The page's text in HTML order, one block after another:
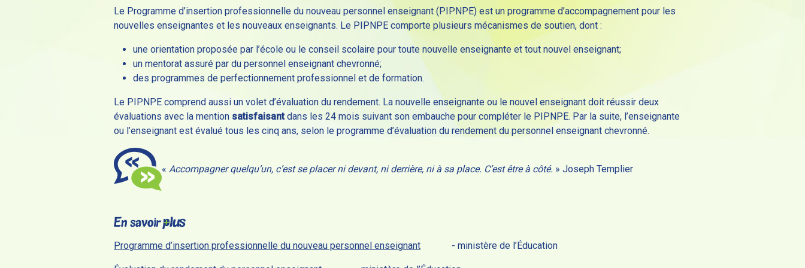
Le Programme d’insertion professionnelle du nouveau personnel enseignant (PIPNPE) est un programme d’accompagnement pour les
nouvelles enseignantes et les nouveaux enseignants. Le PIPNPE comporte plusieurs mécanismes de soutien, dont :
une orientation proposée par l’école ou le conseil scolaire pour toute nouvelle enseignante et tout nouvel enseignant;
un mentorat assuré par du personnel enseignant chevronné;
des programmes de perfectionnement professionnel et de formation.
Le PIPNPE comprend aussi un volet d’évaluation du rendement. La nouvelle enseignante ou le nouvel enseignant doit réussir deux
évaluations avec la mention satisfaisantdans les 24 mois suivant son embauche pour compléter le PIPNPE. Par la suite, l’enseignante
ou l’enseignant est évalué tous les cinq ans, selon le programme d’évaluation du rendement du personnel enseignant chevronné.
« Accompagner quelqu’un, c’est se placer ni devant, ni derrière, ni à sa place. C’est être à côté. » Joseph Templier
Programme d’insertion professionnelle du nouveau personnel enseignant - ministère de l’Éducation